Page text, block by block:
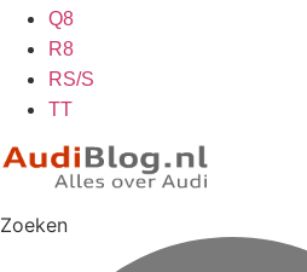
Q8
R8
RS/S
TT
Zoeken